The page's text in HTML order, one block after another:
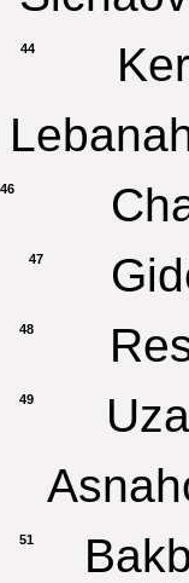
44
46
47
48
49
51